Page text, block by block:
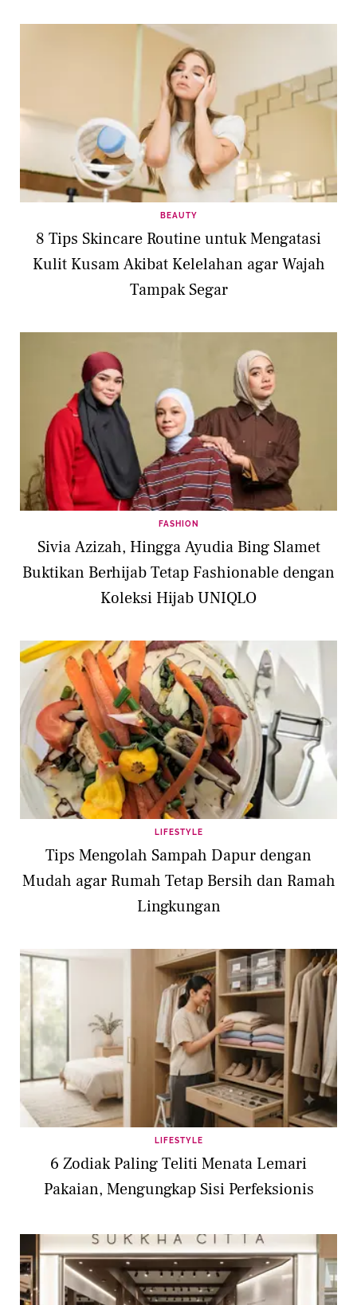
BEAUTY
8 Tips Skincare Routine untuk Mengatasi
Kulit Kusam Akibat Kelelahan agar Wajah
Tampak Segar
FASHION
Sivia Azizah, Hingga Ayudia Bing Slamet
Buktikan Berhijab Tetap Fashionable dengan
Koleksi Hijab UNIQLO
LIFESTYLE
Tips Mengolah Sampah Dapur dengan
Mudah agar Rumah Tetap Bersih dan Ramah
Lingkungan
LIFESTYLE
6 Zodiak Paling Teliti Menata Lemari
Pakaian, Mengungkap Sisi Perfeksionis